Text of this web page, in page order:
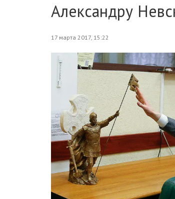
Александру
17 марта 2017, 15:22